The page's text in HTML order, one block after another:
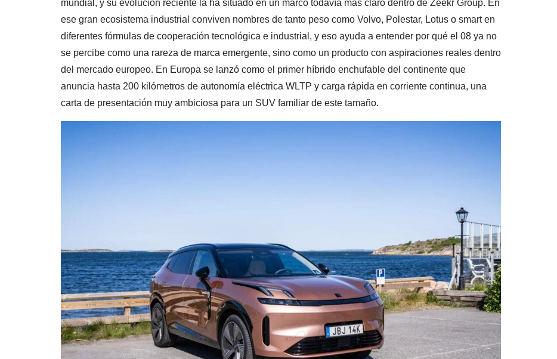
mundial, y su evolución reciente la ha situado en un marco todavía más claro dentro de Zeekr Group. En
ese gran ecosistema industrial conviven nombres de tanto peso como Volvo, Polestar, Lotus o smart en
diferentes fórmulas de cooperación tecnológica e industrial, y eso ayuda a entender por qué el 08 ya no
se percibe como una rareza de marca emergente, sino como un producto con aspiraciones reales dentro
del mercado europeo. En Europa se lanzó como el primer híbrido enchufable del continente que
anuncia hasta 200 kilómetros de autonomía eléctrica WLTP y carga rápida en corriente continua, una
carta de presentación muy ambiciosa para un SUV familiar de este tamaño.